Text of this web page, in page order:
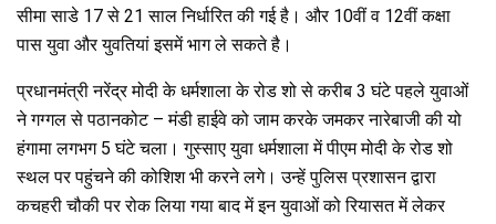
सीमा साडे 17 से 21 साल निर्धारित की गई है। और 10वीं व 12वीं कक्षा
पास युवा और युवतियां इसमें भाग ले सकते है।
प्रधानमंत्री नरेंद्र मोदी के धर्मशाला के रोड शो से करीब 3 घंटे पहले युवाओं
ने गग्गल से पठानकोट – मंडी हाईवे को जाम करके जमकर नारेबाजी की यो
हंगामा लगभग 5 घंटे चला। गुस्साए युवा धर्मशाला में पीएम मोदी के रोड शो
स्थल पर पहुंचने की कोशिश भी करने लगे। उन्हें पुलिस प्रशासन द्वारा
कचहरी चौकी पर रोक लिया गया बाद में इन युवाओं को रियासत में लेकर